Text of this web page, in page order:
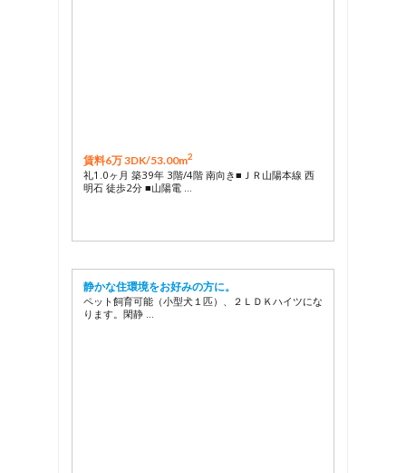
賃料6万 3DK/53.00m2
礼1.0ヶ月 築39年 3階/4階 南向き■ＪＲ山陽本線 西
明石 徒歩2分 ■山陽電 …
静かな住環境をお好みの方に。
ペット飼育可能（小型犬１匹）、２ＬＤＫハイツにな
ります。閑静 …